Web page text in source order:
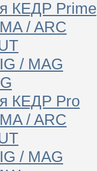
КЕДР Prime
/ ARC
/ MAG
КЕДР Pro
/ ARC
/ MAG